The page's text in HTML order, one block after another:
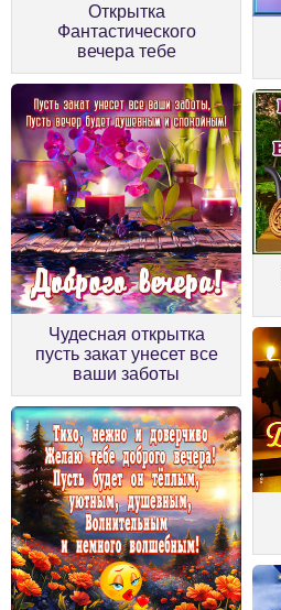
Открытка
Фантастического
вечера тебе
Чудесная открытка
пусть закат унесет все
ваши заботы